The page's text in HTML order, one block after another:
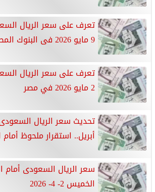
تعرف على سعر الريال
9 مايو 2026 فى البنوك المصرية
تعرف على سعر الريال
2 مايو 2026 في مصر
أبريل.. استقرار ملحوظ أمام
سعر الريال السعودى أمام
الخميس 2- 4- 2026